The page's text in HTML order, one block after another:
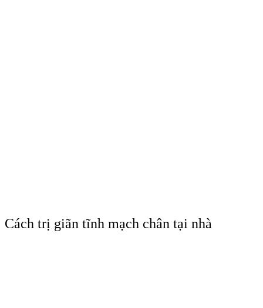
Cách trị giãn tĩnh mạch chân tại nhà